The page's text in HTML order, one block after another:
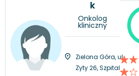
k
Onkolog
kliniczny
Zielona Góra, ul.
Zyty 26, Szpital